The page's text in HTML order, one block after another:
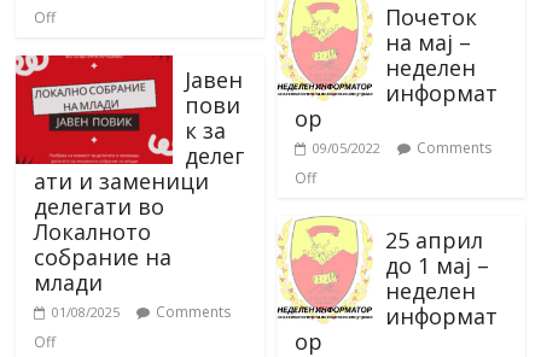
Off
Јавен
пови
к за
делег
ати и заменици
делегати во
Локалното
собрание на
млади
01/08/2025
Comments
Off
Почеток
на мај –
неделен
информат
ор
09/05/2022
Comments
Off
25 април
до 1 мај –
неделен
информат
ор